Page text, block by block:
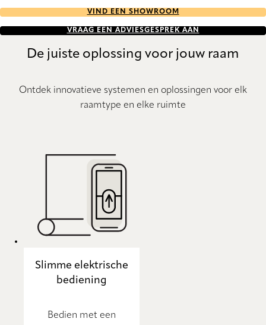
VIND EEN SHOWROOM
VRAAG EEN ADVIESGESPREK AAN
De juiste oplossing voor jouw raam
Ontdek innovatieve systemen en oplossingen voor elk
raamtype en elke ruimte
Slimme elektrische
bediening
Bedien met een